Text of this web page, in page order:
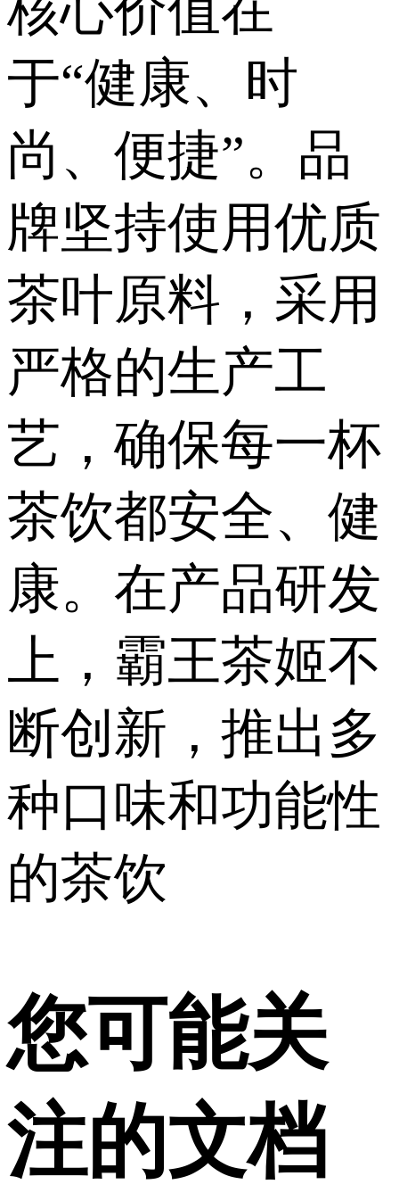
于“健康、时
尚、便捷”。品
牌坚持使用优质
茶叶原料，采用
严格的生产工
艺，确保每一杯
茶饮都安全、健
康。在产品研发
上，霸王茶姬不
断创新，推出多
种口味和功能性
的茶饮
您可能关
注的文档